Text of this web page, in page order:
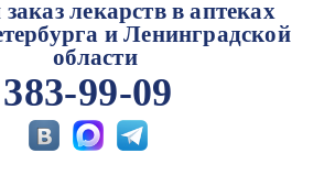
лекарств в аптеках
и Ленинградской
области
383-99-09